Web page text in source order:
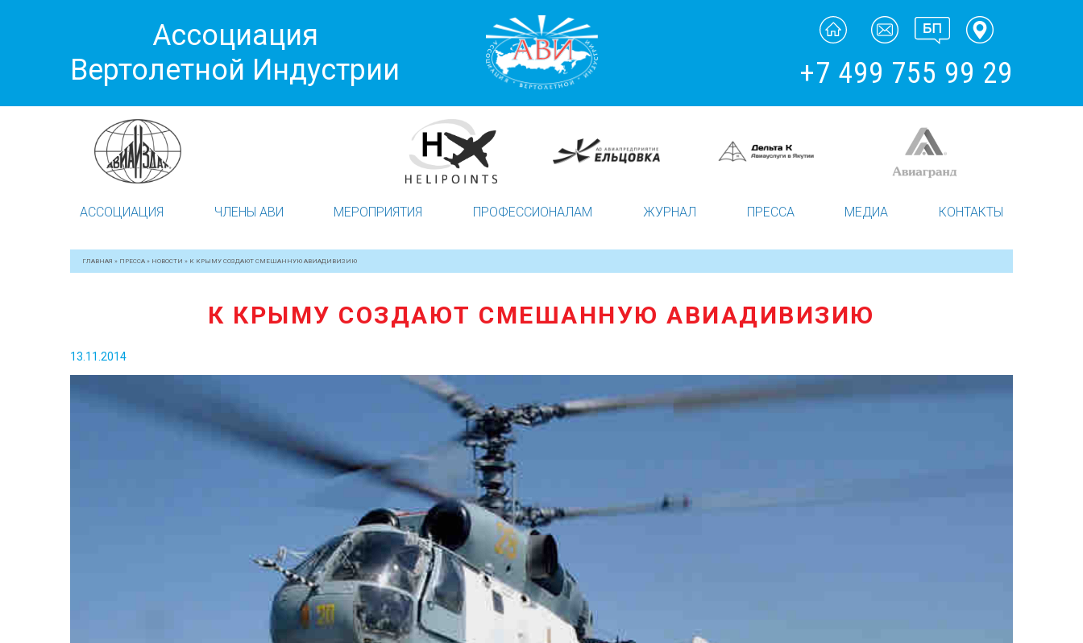
Ассоциация
Вертолетной Индустрии
+7 499 755 99 29
АССОЦИАЦИЯ ЧЛЕНЫ АВИ МЕРОПРИЯТИЯ ПРОФЕССИОНАЛАМ ЖУРНАЛ ПРЕССА МЕДИА КОНТАКТЫ
ГЛАВНАЯ » ПРЕССА » НОВОСТИ » К КРЫМУ СОЗДАЮТ СМЕШАННУЮ АВИАДИВИЗИЮ
К КРЫМУ СОЗДАЮТ СМЕШАННУЮ АВИАДИВИЗИЮ
13.11.2014